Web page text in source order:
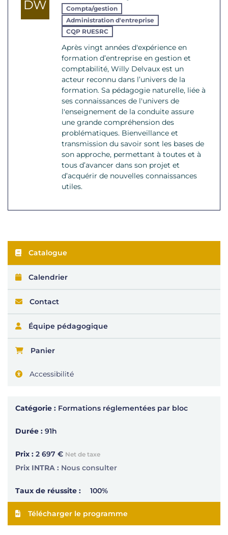
DW
Compta/gestion
Administration d'entreprise
CQP RUESRC
Après vingt années d'expérience en
formation d’entreprise en gestion et
comptabilité, Willy Delvaux est un
acteur reconnu dans l’univers de la
formation. Sa pédagogie naturelle, liée à
ses connaissances de l'univers de
l'enseignement de la conduite assure
une grande compréhension des
problématiques. Bienveillance et
transmission du savoir sont les bases de
son approche, permettant à toutes et à
tous d’avancer dans son projet et
d’acquérir de nouvelles connaissances
utiles.
Catalogue
Calendrier
Contact
Équipe pédagogique
Panier
Accessibilité
Catégorie : Formations réglementées par bloc
Durée : 91h
Prix : 2 697 € Net de taxe
Prix INTRA : Nous consulter
Taux de réussite : 100%
Télécharger le programme